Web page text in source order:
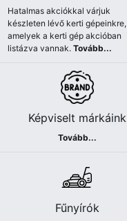
Hatalmas akciókkal várjuk
készleten lévő kerti gépeinkre,
amelyek a kerti gép akcióban
listázva vannak.Tovább...
Képviselt márkáink
Tovább...
Fűnyírók